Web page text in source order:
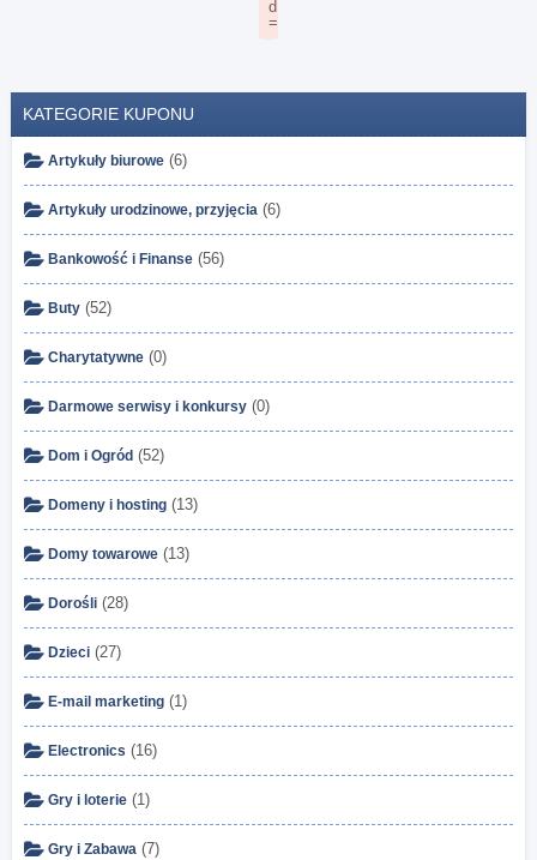
KATEGORIE KUPONU
Artykuły biurowe (6)
Artykuły urodzinowe, przyjęcia (6)
Bankowość i Finanse (56)
Buty (52)
Charytatywne (0)
Darmowe serwisy i konkursy (0)
Dom i Ogród (52)
Domeny i hosting (13)
Domy towarowe (13)
Dorośli (28)
Dzieci (27)
E-mail marketing (1)
Electronics (16)
Gry i loterie (1)
Gry i Zabawa (7)